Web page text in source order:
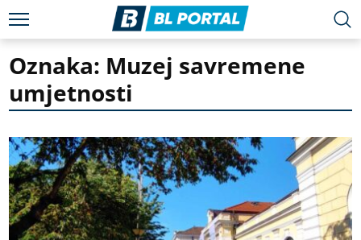
Oznaka: Muzej savremene
umjetnosti